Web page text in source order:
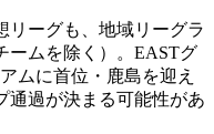
リーグも、地域リーグラ
ームを除く）。EASTグ
ムに首位・鹿島を迎え
通過が決まる可能性があ